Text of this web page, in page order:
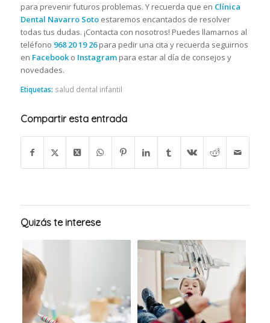
para prevenir futuros problemas. Y recuerda que en Clínica
Dental Navarro Sotoestaremos encantados de resolver
todas tus dudas. ¡Contacta con nosotros! Puedes llamarnos al
teléfono 968 20 19 26para pedir una cita y recuerda seguirnos
en Facebooko Instagrampara estar al día de consejos y
novedades.
Etiquetas: salud dental infantil
Compartir esta entrada
Quizás te interese